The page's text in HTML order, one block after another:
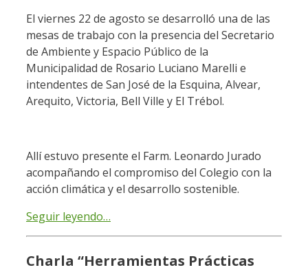
El viernes 22 de agosto se desarrolló una de las
mesas de trabajo con la presencia del Secretario
de Ambiente y Espacio Público de la
Municipalidad de Rosario Luciano Marelli e
intendentes de San José de la Esquina, Alvear,
Arequito, Victoria, Bell Ville y El Trébol.
Allí estuvo presente el Farm. Leonardo Jurado
acompañando el compromiso del Colegio con la
acción climática y el desarrollo sostenible.
Seguir leyendo…
Charla “Herramientas Prácticas